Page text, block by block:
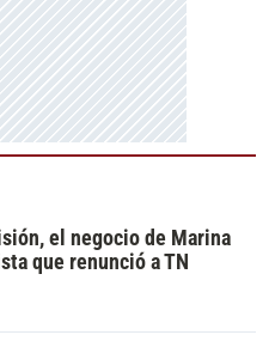
el negocio de Marina
que renunció a TN